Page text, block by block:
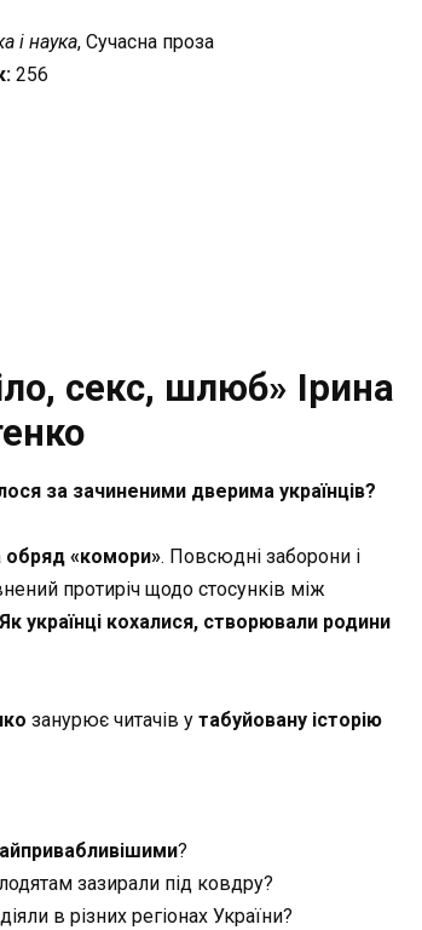
і наука, Сучасна проза
256
секс, шлюб» Ірина
за зачиненими дверима українців?
обряд «комори». Повсюдні заборони і
протиріч щодо стосунків між
Як українці кохалися, створювали родини
занурює читачів у табуйовану історію
?
зазирали під ковдру?
в різних регіонах України?